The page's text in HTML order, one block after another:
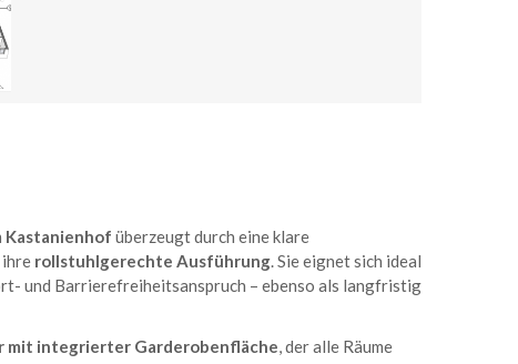
Kastanienhof überzeugt durch eine klare
rollstuhlgerechte Ausführung. Sie eignet sich ideal
und Barrierefreiheitsanspruch – ebenso als langfristig
mit integrierter Garderobenfläche, der alle Räume